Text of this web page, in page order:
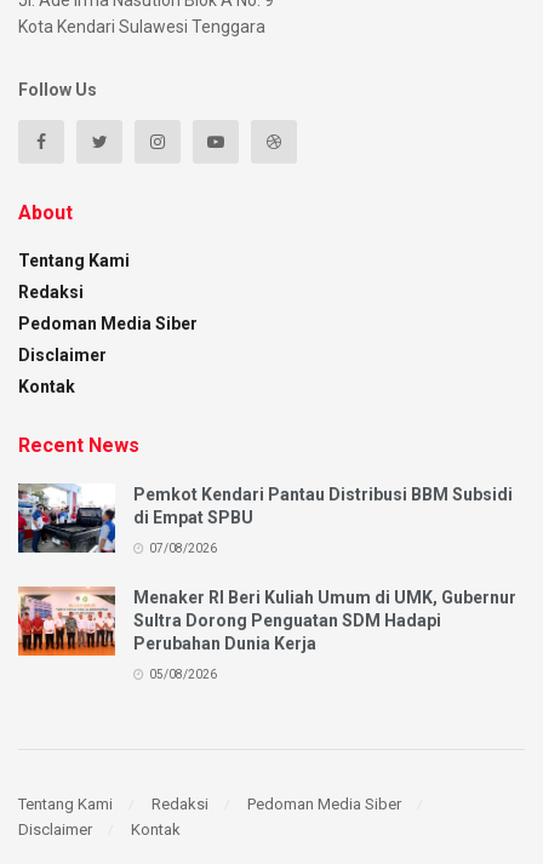
Kota Kendari Sulawesi Tenggara
Follow Us
About
Tentang Kami
Redaksi
Pedoman Media Siber
Disclaimer
Kontak
Recent News
Pemkot Kendari Pantau Distribusi BBM Subsidi
di Empat SPBU
07/08/2026
Menaker RI Beri Kuliah Umum di UMK, Gubernur
Sultra Dorong Penguatan SDM Hadapi
Perubahan Dunia Kerja
05/08/2026
Tentang Kami Redaksi
Pedoman Media Siber
Disclaimer
Kontak